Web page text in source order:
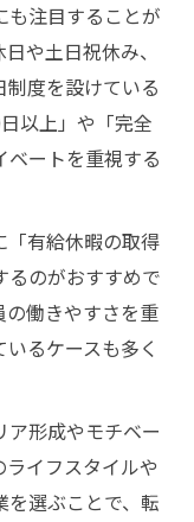
も注目することが
や土日祝休み、
度を設けている
以上」や「完全
ートを重視する
「有給休暇の取得
るのがおすすめで
働きやすさを重
るケースも多く
形成やモチベー
イフスタイルや
選ぶことで、転